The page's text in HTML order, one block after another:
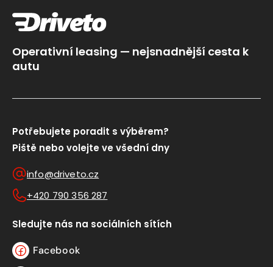
Operativní leasing — nejsnadnější cesta k
autu
Potřebujete poradit s výběrem?
Piště nebo volejte ve všední dny
info@driveto.cz
+420 790 356 287
Sledujte nás na sociálních sítích
Facebook
Facebook